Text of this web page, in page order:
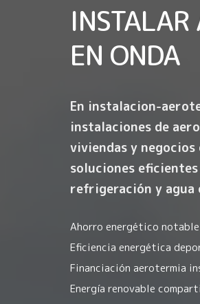
EN ONDA
En instalacion-
instalaciones de
viviendas y
soluciones
refrigeración y
Ahorro energético notable
Eficiencia energética
Financiación aerotermia
Energía renovable